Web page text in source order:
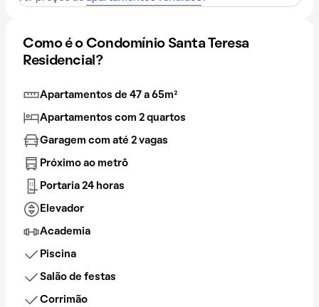
Como é o Condomínio Santa Teresa
Residencial?
Apartamentos de 47 a 65m²
Apartamentos com 2 quartos
Garagem com até 2 vagas
Próximo ao metrô
Portaria 24 horas
Elevador
Academia
Piscina
Salão de festas
Corrimão